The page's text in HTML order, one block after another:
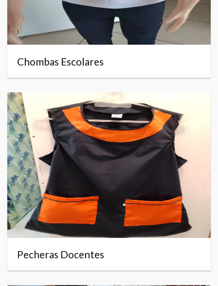
Chombas Escolares
Pecheras Docentes